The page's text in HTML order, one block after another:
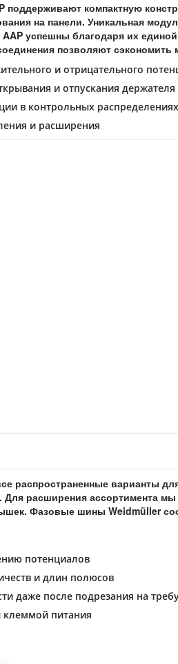
компактную
на панели. Уникальная
успешны благодаря их
позволяют
и отрицательного
и отпускания
в контрольных
и расширения
распространенные варианты
расширения ассортимента
Фазовые шины Weidmüller
потенциалов
и длин полюсов
даже после подрезания на
клеммой питания